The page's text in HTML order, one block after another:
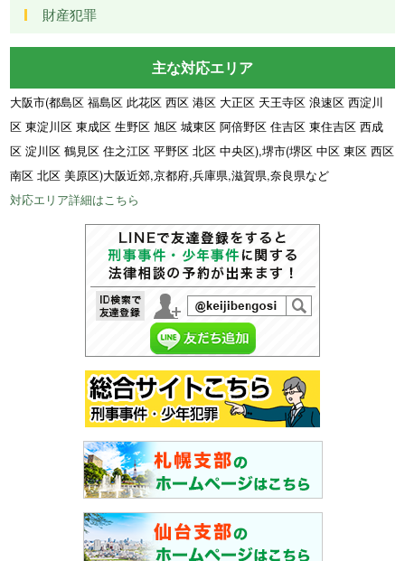
財産犯罪
主な対応エリア
大阪市(都島区 福島区 此花区 西区 港区 大正区 天王寺区 浪速区 西淀川
区 東淀川区 東成区 生野区 旭区 城東区 阿倍野区 住吉区 東住吉区 西成
区 淀川区 鶴見区 住之江区 平野区 北区 中央区),堺市(堺区 中区 東区 西区
南区 北区 美原区)大阪近郊,京都府,兵庫県,滋賀県,奈良県など
対応エリア詳細はこちら